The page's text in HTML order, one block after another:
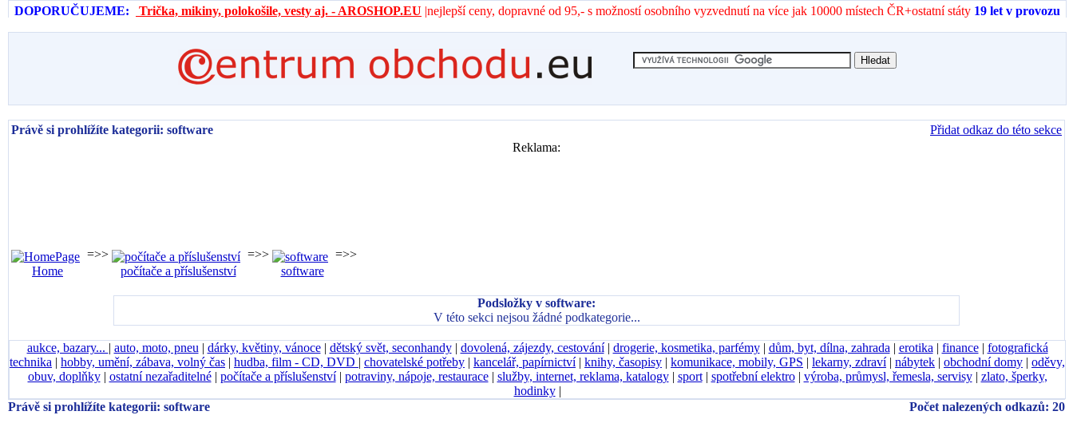
DOPORUČUJEME: Trička, mikiny, polokošile, vesty aj. - AROSHOP.EU |nejlepší ceny, dopravné od 95,- s možností osobního vyzvednutí na více jak 10000 místech ČR+ostatní státy 19 let v provozu
Právě si prohlížíte kategorii: software
Přidat odkaz do této sekce
Reklama:
Home
=>>
počítače a příslušenství
=>>
software
=>>
Podsložky v software:
V této sekci nejsou žádné podkategorie...
aukce, bazary... | auto, moto, pneu | dárky, květiny, vánoce| dětský svět, seconhandy| dovolená, zájezdy, cestování| drogerie, kosmetika, parfémy| dům, byt, dílna, zahrada | erotika | finance| fotografická
technika | hobby, umění, zábava, volný čas | hudba, film - CD, DVD | chovatelské potřeby | kancelář, papírnictví| knihy, časopisy | komunikace, mobily, GPS | lekarny, zdraví| nábytek | obchodní domy | oděvy,
obuv, doplňky| ostatní nezařaditelné| počítače a příslušenství| potraviny, nápoje, restaurace| služby, internet, reklama, katalogy| sport| spotřební elektro| výroba, průmysl, řemesla, servisy| zlato, šperky,
hodinky|
Právě si prohlížíte kategorii: software
Počet nalezených odkazů: 20